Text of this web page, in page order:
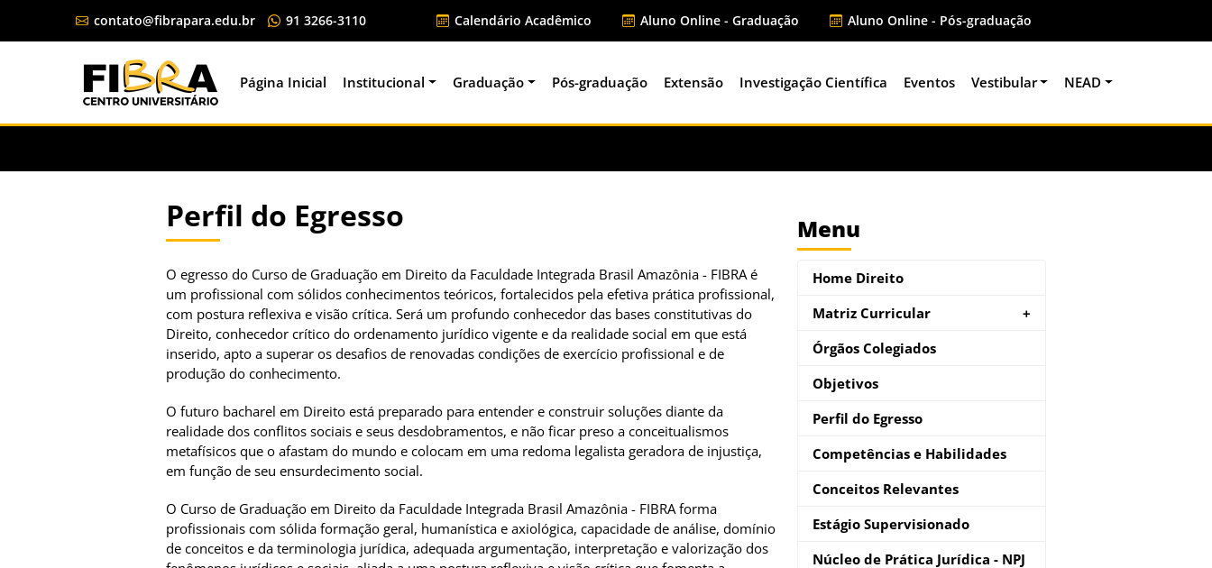
contato@fibrapara.edu.br 91 3266-3110 Calendário Acadêmico Aluno Online - Graduação Aluno Online - Pós-graduação
Página Inicial Institucional Graduação Pós-graduação Extensão Investigação Científica Eventos Vestibular NEAD
Perfil do Egresso
O egresso do Curso de Graduação em Direito da Faculdade Integrada Brasil Amazônia - FIBRA é
um profissional com sólidos conhecimentos teóricos, fortalecidos pela efetiva prática profissional,
com postura reflexiva e visão crítica. Será um profundo conhecedor das bases constitutivas do
Direito, conhecedor crítico do ordenamento jurídico vigente e da realidade social em que está
inserido, apto a superar os desafios de renovadas condições de exercício profissional e de
produção do conhecimento.
O futuro bacharel em Direito está preparado para entender e construir soluções diante da
realidade dos conflitos sociais e seus desdobramentos, e não ficar preso a conceitualismos
metafísicos que o afastam do mundo e colocam em uma redoma legalista geradora de injustiça,
em função de seu ensurdecimento social.
O Curso de Graduação em Direito da Faculdade Integrada Brasil Amazônia - FIBRA forma
profissionais com sólida formação geral, humanística e axiológica, capacidade de análise, domínio
de conceitos e da terminologia jurídica, adequada argumentação, interpretação e valorização dos
Menu
Home Direito
+
Matriz Curricular
Órgãos Colegiados
Objetivos
Perfil do Egresso
Competências e Habilidades
Conceitos Relevantes
Estágio Supervisionado
Núcleo de Prática Jurídica - NPJ